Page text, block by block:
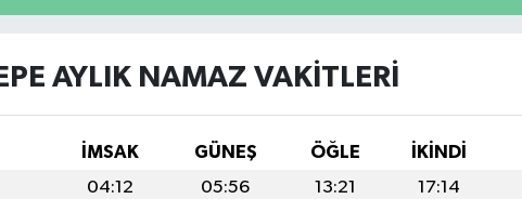
AYLIK NAMAZ VAKITLERI
İMSAK GÜNEŞ ÖĞLE İKINDI
04:12 05:56 13:21 17:14